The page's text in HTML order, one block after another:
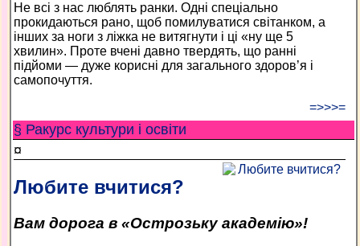
Не всі з нас люблять ранки. Одні спеціально
прокидаються рано, щоб помилуватися світанком, а
інших за ноги з ліжка не витягнути і ці «ну ще 5
хвилин». Проте вчені давно твердять, що ранні
підйоми — дуже корисні для загального здоров’я і
самопочуття.
=>>>=
§ Ракурс культури і освіти
¤
Любите вчитися?
Вам дорога в «Острозьку академію»!